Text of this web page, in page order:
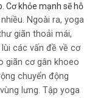
Cơ khỏe mạnh sẽ hỗ
Ngoài ra, yoga
giãn thoải mái,
các vấn đề về cơ
giãn cơ gân khoeo
chuyển động
lưng. Tập yoga